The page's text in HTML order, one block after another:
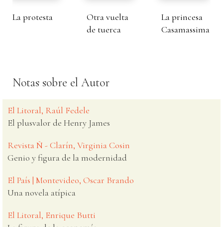
La protesta
Otra vuelta
de tuerca
La princesa
Casamassima
Notas sobre el Autor
El Litoral, Raúl Fedele
El plusvalor de Henry James
Revista Ñ - Clarín, Virginia Cosin
Genio y figura de la modernidad
El País | Montevideo, Oscar Brando
Una novela atípica
El Litoral, Enrique Butti